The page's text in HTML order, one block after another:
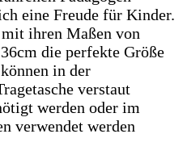
eine Freude für Kinder.
ihren Maßen von
die perfekte Größe
in der
verstaut
werden oder im
verwendet werden